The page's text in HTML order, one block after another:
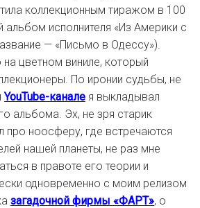
коллекционным тиражом в 100
альбом исполнителя «Из Америки с
— «Письмо в Одессу»).
цветном виниле, который
По иронии судьбы, не
YouTube-канале я выкладывал
альбома. Эх, не зря старик
про ноосферу, где встречаются
нашей планеты, не раз мне
в правоте его теории и
одновременно с моим релизом
загадочной фирмы «ФАРТ», о